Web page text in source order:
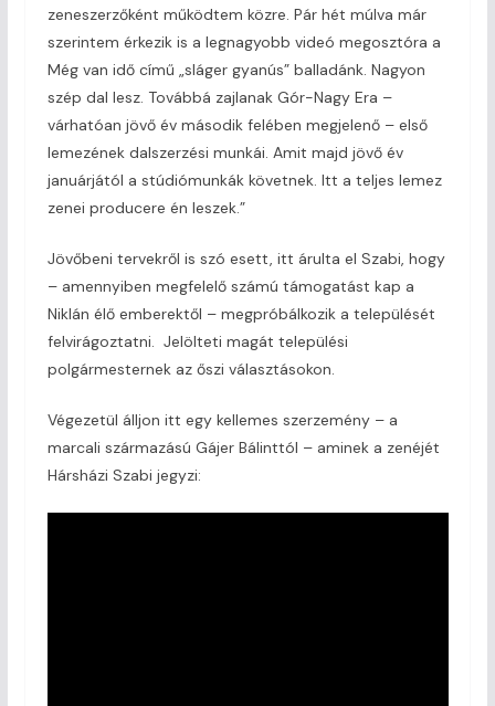
zeneszerzőként működtem közre. Pár hét múlva már
szerintem érkezik is a legnagyobb videó megosztóra a
Még van idő című „sláger gyanús” balladánk. Nagyon
szép dal lesz. Továbbá zajlanak Gór-Nagy Era –
várhatóan jövő év második felében megjelenő – első
lemezének dalszerzési munkái. Amit majd jövő év
januárjától a stúdiómunkák követnek. Itt a teljes lemez
zenei producere én leszek.”
Jövőbeni tervekről is szó esett, itt árulta el Szabi, hogy
– amennyiben megfelelő számú támogatást kap a
Niklán élő emberektől – megpróbálkozik a települését
felvirágoztatni. Jelölteti magát települési
polgármesternek az őszi választásokon.
Végezetül álljon itt egy kellemes szerzemény – a
marcali származású Gájer Bálinttól – aminek a zenéjét
Hársházi Szabi jegyzi: